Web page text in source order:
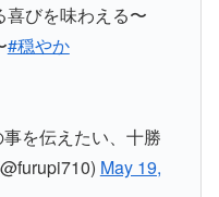
びを味わえる〜
#穏やか
を伝えたい、十勝
May 19,